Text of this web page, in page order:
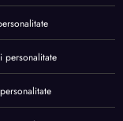
personalitate